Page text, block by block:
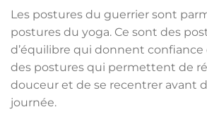
Les postures du guerrier sont
postures du yoga. Ce sont des
d’équilibre qui donnent confiance
des postures qui permettent de
douceur et de se recentrer avant
journée.